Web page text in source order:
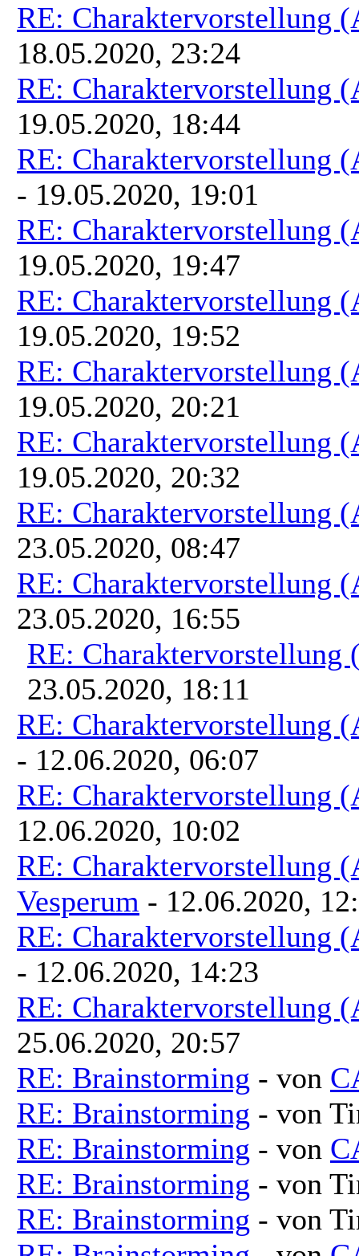
RE: Charaktervorstellung
18.05.2020, 23:24
RE: Charaktervorstellung
19.05.2020, 18:44
RE: Charaktervorstellung
- 19.05.2020, 19:01
RE: Charaktervorstellung
19.05.2020, 19:47
RE: Charaktervorstellung
19.05.2020, 19:52
RE: Charaktervorstellung
19.05.2020, 20:21
RE: Charaktervorstellung
19.05.2020, 20:32
RE: Charaktervorstellung
23.05.2020, 08:47
RE: Charaktervorstellung
23.05.2020, 16:55
RE: Charaktervorstellung
23.05.2020, 18:11
RE: Charaktervorstellung
- 12.06.2020, 06:07
RE: Charaktervorstellung
12.06.2020, 10:02
RE: Charaktervorstellung
Vesperum - 12.06.2020,
RE: Charaktervorstellung
- 12.06.2020, 14:23
RE: Charaktervorstellung
25.06.2020, 20:57
RE: Brainstorming - von
RE: Brainstorming - von
RE: Brainstorming - von
RE: Brainstorming - von
RE: Brainstorming - von